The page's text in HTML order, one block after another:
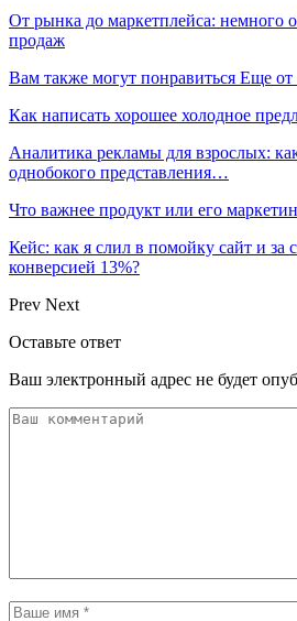
От рынка до маркетплейса: немного
продаж
Вам также могут понравиться Еще от
Как написать хорошее холодное
Аналитика рекламы для взрослых:
однобокого представления…
Что важнее продукт или его
Кейс: как я слил в помойку сайт и за
конверсией 13%?
Prev Next
Оставьте ответ
Ваш электронный адрес не будет